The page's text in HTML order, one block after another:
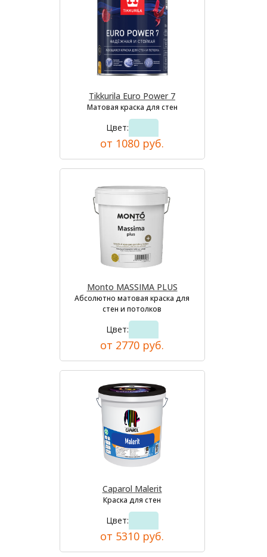
Tikkurila Euro Power 7
Матовая краска для стен
Цвет:
от 1080 руб.
Monto MASSIMA PLUS
Абсолютно матовая краска для
стен и потолков
Цвет:
от 2770 руб.
Caparol Malerit
Краска для стен
Цвет:
от 5310 руб.